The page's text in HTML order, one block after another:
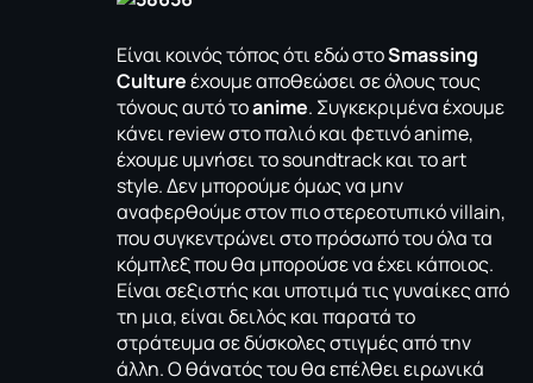
Είναι κοινός τόπος ότι εδώ στοSmassing
Cultureέχουμε αποθεώσει σε όλους τους
τόνους αυτό τοanime. Συγκεκριμένα έχουμε
κάνει review στοπαλιόκαιφετινό anime,
έχουμε υμνήσει τοsoundtrackκαι τοart
style. Δεν μπορούμε όμως να μην
αναφερθούμε στον πιο στερεοτυπικό villain,
που συγκεντρώνει στο πρόσωπό του όλα τα
κόμπλεξ που θα μπορούσε να έχει κάποιος.
Είναι σεξιστής και υποτιμά τις γυναίκες από
τη μια, είναι δειλός και παρατά το
στράτευμα σε δύσκολες στιγμές από την
άλλη. Ο θάνατός του θα επέλθει ειρωνικά